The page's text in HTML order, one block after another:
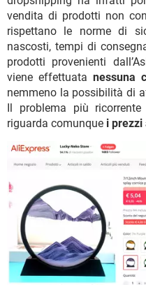
vendita di prodotti non
rispettano le norme di
nascosti, tempi di
prodotti provenienti
viene effettuata nessuna
nemmeno la possibilità di
Il problema più
riguarda comunque i prezzi